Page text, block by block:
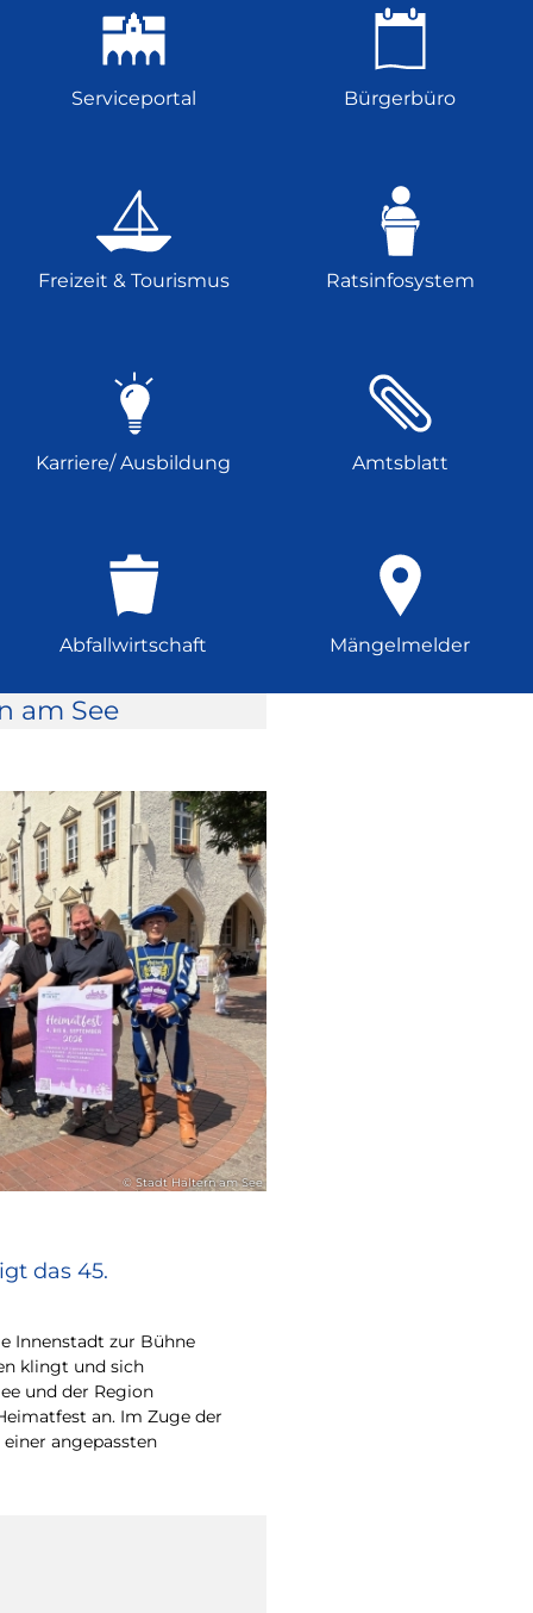
Serviceportal Bürgerbüro
Freizeit & Tourismus Ratsinfosystem
Karriere/ Ausbildung Amtsblatt
Abfallwirtschaft Mängelmelder
am See
© Stadt Haltern am See
das 45.
Innenstadt zur Bühne
klingt und sich
und der Region
an. Im Zuge der
angepassten